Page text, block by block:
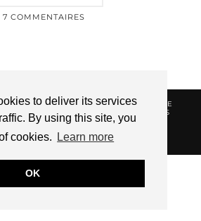
to deliver its services
By using this site, you
cookies.
Learn more
OK
7 COMMENTAIRES
CONTACT
POLITIQUE DE
VUE DANS LA PRESSE
LIENS
AFFILIES
DESIGN BYpipdig